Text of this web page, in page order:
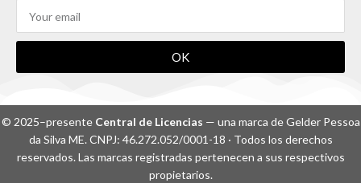
OK
© 2025–presente Central de Licencias — una marca de Gelder Pessoa
da Silva ME. CNPJ: 46.272.052/0001-18 · Todos los derechos
reservados. Las marcas registradas pertenecen a sus respectivos
propietarios.